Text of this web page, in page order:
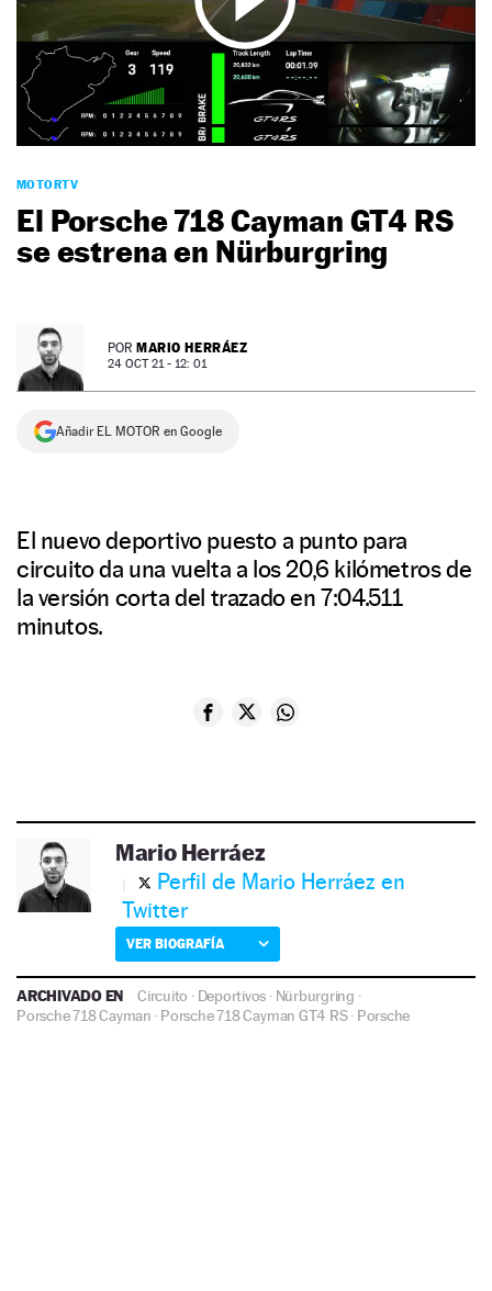
NEWSLETTER
SÍGUENOS
MOTORTV
El Porsche 718 Cayman GT4 RS
se estrena en Nürburgring
POR MARIO HERRÁEZ
24 OCT 21 - 12: 01
Añadir EL MOTOR en Google
El nuevo deportivo puesto a punto para
circuito da una vuelta a los 20,6 kilómetros de
la versión corta del trazado en 7:04.511
minutos.
Mario Herráez
Perfil de Mario Herráez en
Twitter
VER BIOGRAFÍA
ARCHIVADO EN Circuito · Deportivos · Nürburgring ·
Porsche 718 Cayman ·Porsche 718 Cayman GT4 RS· Porsche